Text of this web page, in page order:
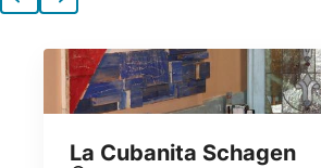
La Cubanita Schagen